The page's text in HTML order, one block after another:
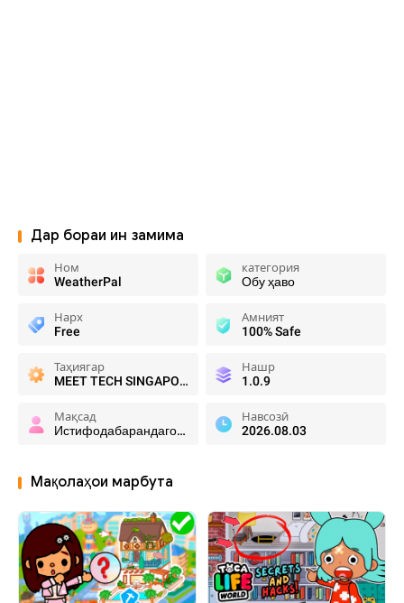
Дар бораи ин замима
Ном
WeatherPal
категория
Обу ҳаво
Нарх
Free
Амният
100% Safe
Таҳиягар
MEET TECH SINGAPORE PTE. LTD.
Нашр
1.0.9
Мақсад
Истифодабарандагони тасодуфӣ
Навсозӣ
2026.08.03
Мақолаҳои марбута